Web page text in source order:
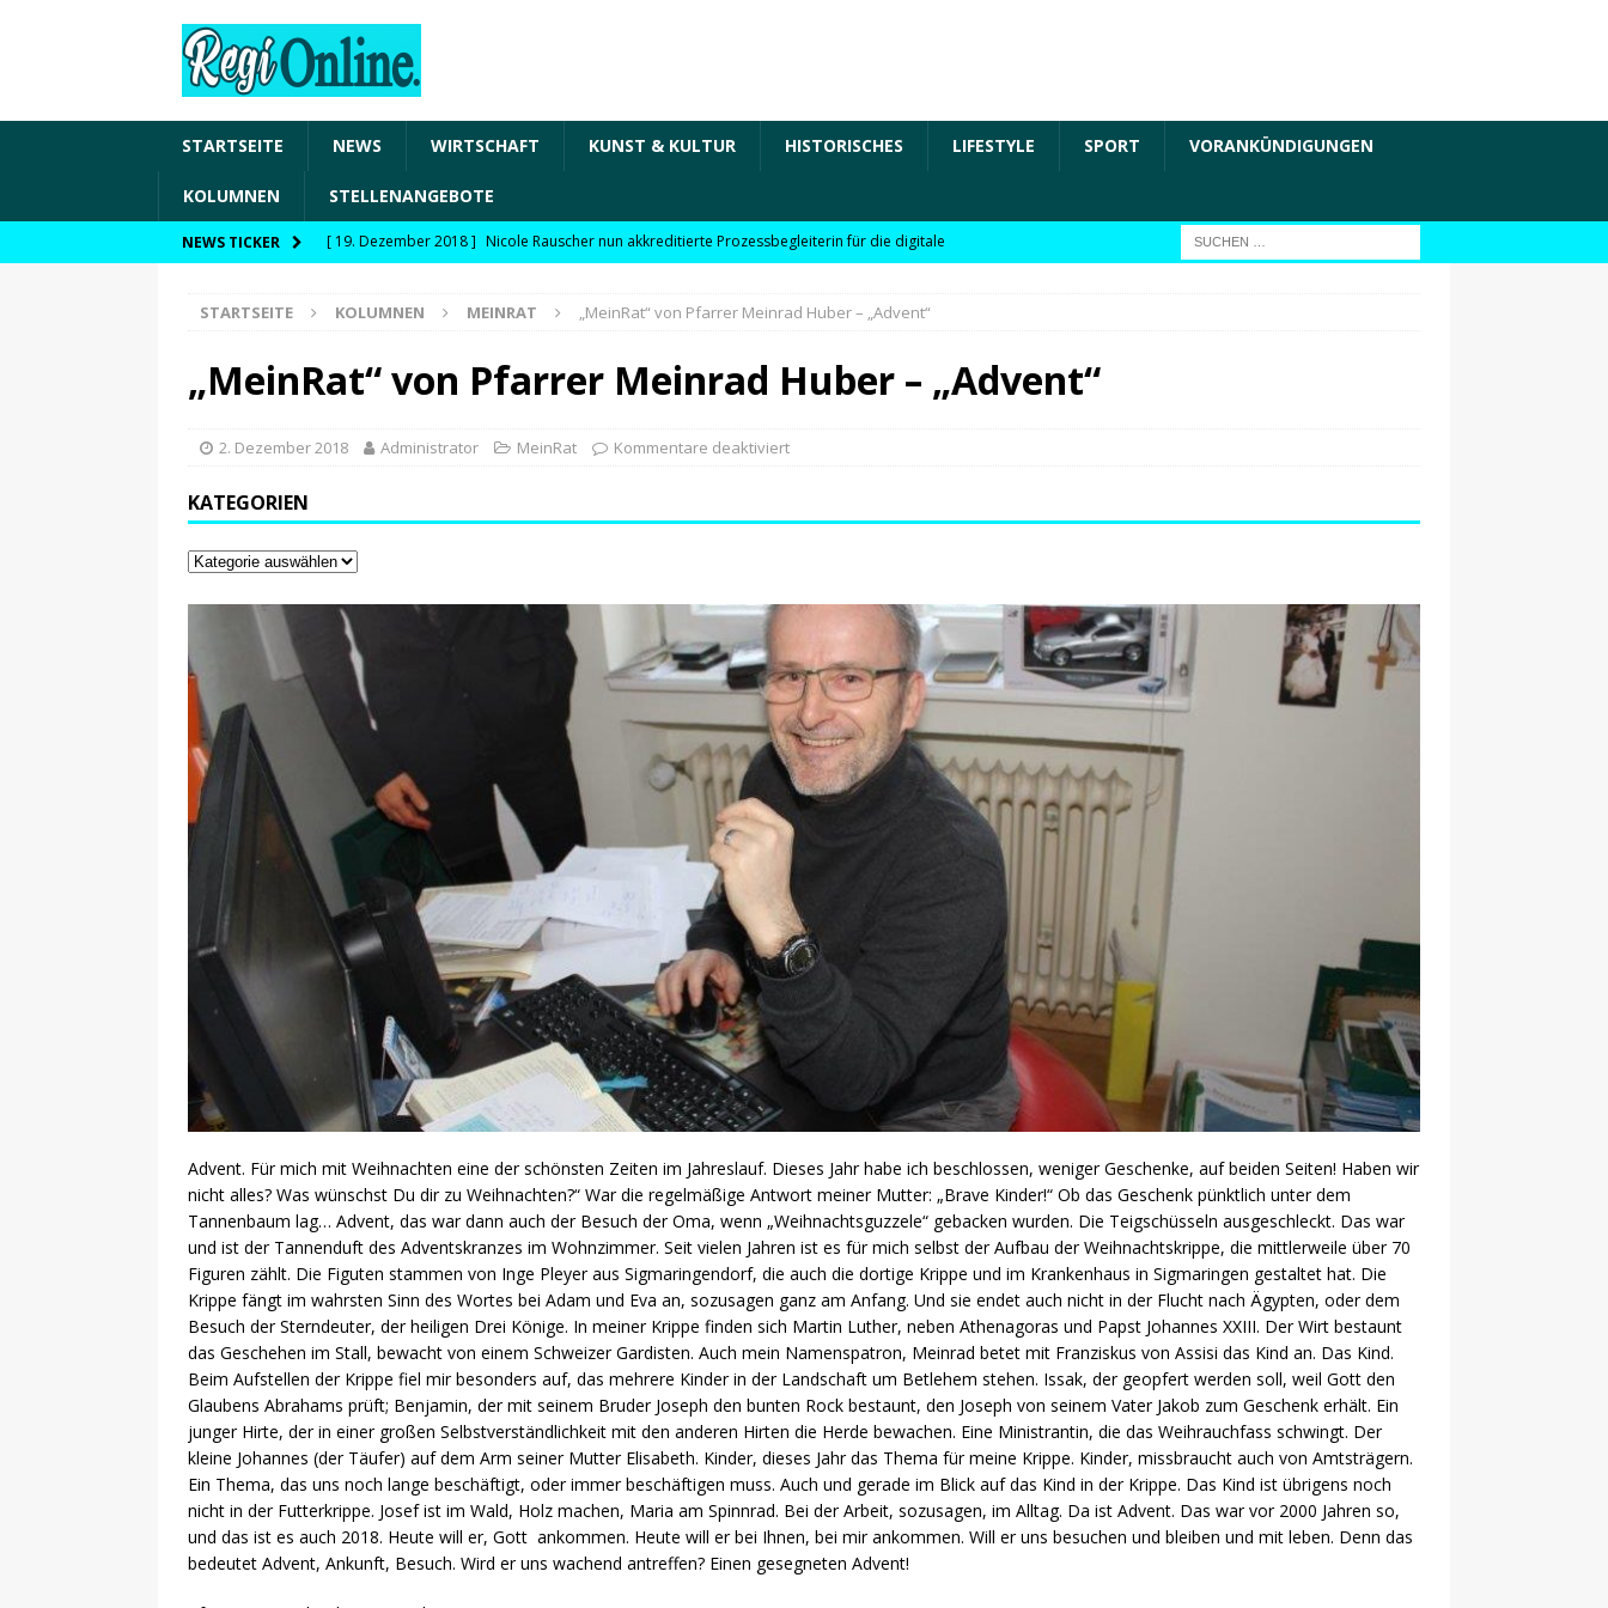
STARTSEITE NEWS WIRTSCHAFT KUNST & KULTUR HISTORISCHES LIFESTYLE SPORT VORANKÜNDIGUNGEN
KOLUMNEN STELLENANGEBOTE
NEWS TICKER [ 19. Dezember 2018 ] Nicole Rauscher nun akkreditierte Prozessbegleiterin für die digitale
WIRTSCHAFT
[ 19. Dezember 2018 ] Nicole Rauscher nun akkreditierte Beraterin zu Themen wie
Fachkräftesicherung, moderne Personalpolitik, familienfreundliches Unternehmen und weitere
förderfähige Handlungsfelder für KMU
WIRTSCHAFT
[ 30. Dezember 2020 ] FDP will digitale Lösungen für den Einzelhandel Lindauer Zeitung –
29.12.2020
[ 24. Dezember 2020 ] Selbständigen und freien Mitarbeitern mehr Raum geben wegen Corona
WIRTSCHAFT
[ 17. März 2020 ]
Nützliche Informationen für Unternehmen die von der Corona-Krise betroffen
sind!
[ 17. März 2020 ]
Wichtige Informationen über das von der Bundesregierung veröffentlichte
Schutzschild für Beschäftigte und Unternehmen
WIRTSCHAFT
[ 18. Dezember 2019 ]
Der Mitarbeiter*in als Kraft für neue Konzepte und Innovationen
WIRTSCHAFT
STARTSEITE KOLUMNEN MEINRAT „MeinRat“ von Pfarrer Meinrad Huber – „Advent“
„MeinRat“ von Pfarrer Meinrad Huber – „Advent“
2. Dezember 2018 Administrator MeinRat Kommentare deaktiviert
KATEGORIEN
Advent. Für mich mit Weihnachten eine der schönsten Zeiten im Jahreslauf. Dieses Jahr habe ich beschlossen, weniger Geschenke, auf beiden Seiten! Haben wir
nicht alles? Was wünschst Du dir zu Weihnachten?“ War die regelmäßige Antwort meiner Mutter: „Brave Kinder!“ Ob das Geschenk pünktlich unter dem
Tannenbaum lag… Advent, das war dann auch der Besuch der Oma, wenn „Weihnachtsguzzele“ gebacken wurden. Die Teigschüsseln ausgeschleckt. Das war
und ist der Tannenduft des Adventskranzes im Wohnzimmer. Seit vielen Jahren ist es für mich selbst der Aufbau der Weihnachtskrippe, die mittlerweile über 70
Figuren zählt. Die Figuten stammen von Inge Pleyer aus Sigmaringendorf, die auch die dortige Krippe und im Krankenhaus in Sigmaringen gestaltet hat. Die
Krippe fängt im wahrsten Sinn des Wortes bei Adam und Eva an, sozusagen ganz am Anfang. Und sie endet auch nicht in der Flucht nach Ägypten, oder dem
Besuch der Sterndeuter, der heiligen Drei Könige. In meiner Krippe finden sich Martin Luther, neben Athenagoras und Papst Johannes XXIII. Der Wirt bestaunt
das Geschehen im Stall, bewacht von einem Schweizer Gardisten. Auch mein Namenspatron, Meinrad betet mit Franziskus von Assisi das Kind an. Das Kind.
Beim Aufstellen der Krippe fiel mir besonders auf, das mehrere Kinder in der Landschaft um Betlehem stehen. Issak, der geopfert werden soll, weil Gott den
Glaubens Abrahams prüft; Benjamin, der mit seinem Bruder Joseph den bunten Rock bestaunt, den Joseph von seinem Vater Jakob zum Geschenk erhält. Ein
junger Hirte, der in einer großen Selbstverständlichkeit mit den anderen Hirten die Herde bewachen. Eine Ministrantin, die das Weihrauchfass schwingt. Der
kleine Johannes (der Täufer) auf dem Arm seiner Mutter Elisabeth. Kinder, dieses Jahr das Thema für meine Krippe. Kinder, missbraucht auch von Amtsträgern.
Ein Thema, das uns noch lange beschäftigt, oder immer beschäftigen muss. Auch und gerade im Blick auf das Kind in der Krippe. Das Kind ist übrigens noch
nicht in der Futterkrippe. Josef ist im Wald, Holz machen, Maria am Spinnrad. Bei der Arbeit, sozusagen, im Alltag. Da ist Advent. Das war vor 2000 Jahren so,
und das ist es auch 2018. Heute will er, Gott ankommen. Heute will er bei Ihnen, bei mir ankommen. Will er uns besuchen und bleiben und mit leben. Denn das
bedeutet Advent, Ankunft, Besuch. Wird er uns wachend antreffen? Einen gesegneten Advent!